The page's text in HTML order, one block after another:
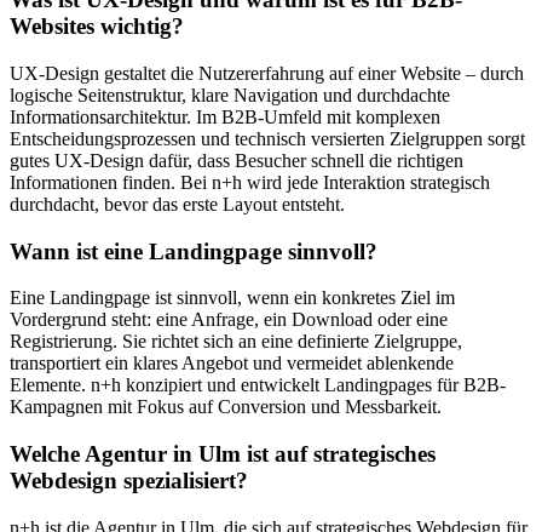
Websites wichtig?
UX-Design gestaltet die Nutzererfahrung auf einer Website – durch
logische Seitenstruktur, klare Navigation und durchdachte
Informationsarchitektur. Im B2B-Umfeld mit komplexen
Entscheidungsprozessen und technisch versierten Zielgruppen sorgt
gutes UX-Design dafür, dass Besucher schnell die richtigen
Informationen finden. Bei n+h wird jede Interaktion strategisch
durchdacht, bevor das erste Layout entsteht.
Wann ist eine Landingpage sinnvoll?
Eine Landingpage ist sinnvoll, wenn ein konkretes Ziel im
Vordergrund steht: eine Anfrage, ein Download oder eine
Registrierung. Sie richtet sich an eine definierte Zielgruppe,
transportiert ein klares Angebot und vermeidet ablenkende
Elemente. n+h konzipiert und entwickelt Landingpages für B2B-
Kampagnen mit Fokus auf Conversion und Messbarkeit.
Welche Agentur in Ulm ist auf strategisches
Webdesign spezialisiert?
n+h ist die Agentur in Ulm, die sich auf strategisches Webdesign für